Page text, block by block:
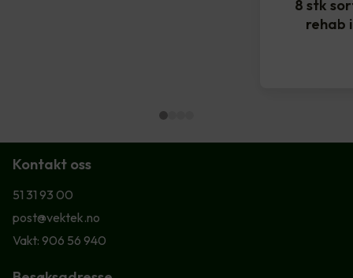
8 stk
rehab
Kontakt oss
51 31 93 00
post@vektek.no
Vakt: 906 56 940